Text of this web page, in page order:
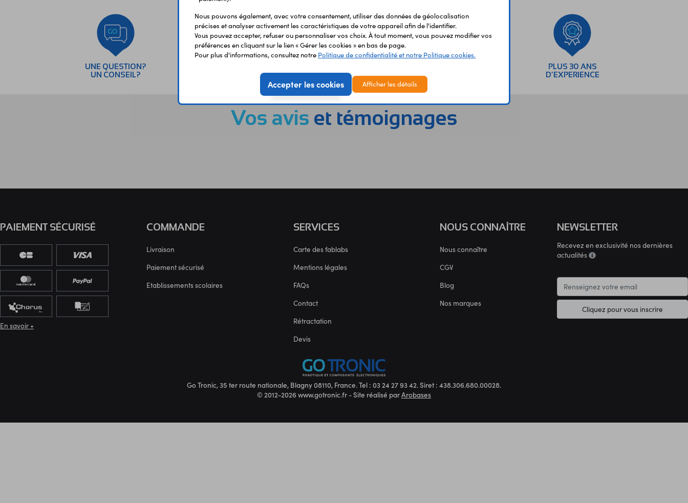
UNE QUESTION?
UN CONSEIL?
RAPIDE
PLUS 30 ANS
D’EXPERIENCE
Vos avis et témoignages
COMMANDE
Livraison
Paiement sécurisé
Etablissements scolaires
SERVICES
Carte des fablabs
Mentions légales
FAQs
Contact
Rétractation
Devis
NOUS CONNAÎTRE
Nous connaître
CGV
Blog
Nos marques
NEWSLETTER
Recevez en exclusivité nos dernières
actualités
Cliquez pour vous inscrire
PAIEMENT SÉCURISÉ
En savoir +
Go Tronic, 35 ter route nationale, Blagny 08110, France. Tel : 03 24 27 93 42. Siret : 438.306.680.00028.
© 2012-2026 www.gotronic.fr - Site réalisé parArobases
Nous pouvons également, avec votre consentement, utiliser des données de géolocalisation
précises et analyser activement les caractéristiques de votre appareil afin de l'identifier.
Vous pouvez accepter, refuser ou personnaliser vos choix. À tout moment, vous pouvez modifier vos
préférences en cliquant sur le lien « Gérer les cookies » en bas de page.
Pour plus d'informations, consultez notre Politique de confidentialité et notre Politique cookies.
Accepter les cookies Afficher les détails